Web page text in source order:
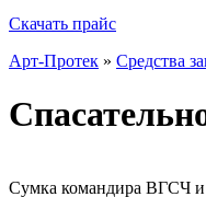
Скачать прайс
Арт-Протек » Средства
Сумка командира ВГСЧ